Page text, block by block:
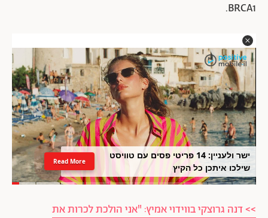
BRCA1.
ישר ולעניין: 14 פריטי פסים עם טוויסט
שילכו איתכן כל הקיץ
Read More
>> דנה גרוצקי בווידוי אמיץ: "אני הולכת לכרות את